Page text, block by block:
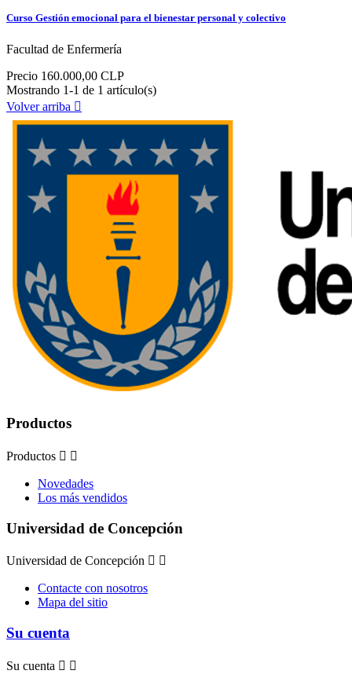
Curso Gestión emocional para el bienestar personal y colectivo
Facultad de Enfermería
Precio 160.000,00 CLP
Mostrando 1-1 de 1 artículo(s)
Volver arriba 
Productos
Productos  
Novedades
Los más vendidos
Universidad de Concepción
Universidad de Concepción  
Contacte con nosotros
Mapa del sitio
Su cuenta
Su cuenta  